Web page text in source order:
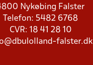
Nykøbing Falster
Telefon: 5482 6768
CVR: 18 41 28 10
falster.dk